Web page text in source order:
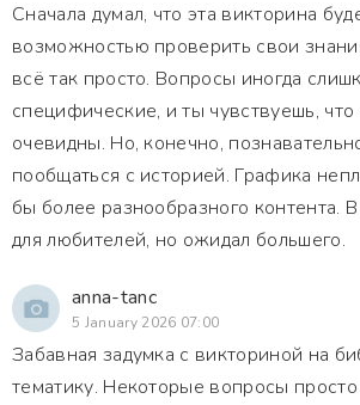
Сначала думал, что эта викторина
возможностью проверить свои
всё так просто. Вопросы иногда
специфические, и ты чувствуешь,
очевидны. Но, конечно,
пообщаться с историей. Графика
бы более разнообразного контента.
для любителей, но ожидал большего.
anna-tanc
5 January 2026 07:00
Забавная задумка с викториной на
тематику. Некоторые вопросы